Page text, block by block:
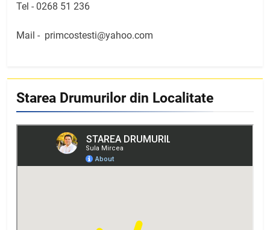
Tel - 0268 51 236
Mail - primcostesti@yahoo.com
Starea Drumurilor din Localitate